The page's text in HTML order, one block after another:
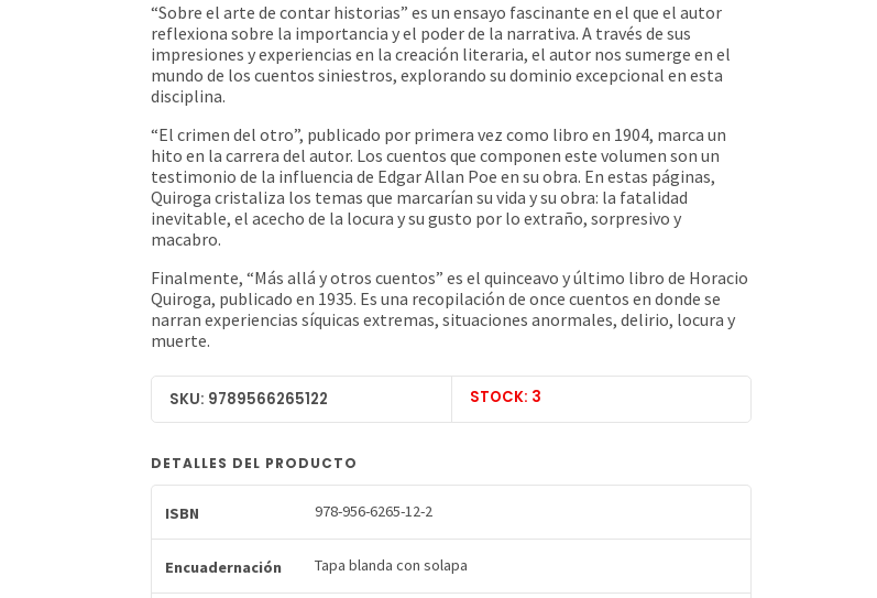
“Sobre el arte de contar historias” es un ensayo fascinante en el que el autor
reflexiona sobre la importancia y el poder de la narrativa. A través de sus
impresiones y experiencias en la creación literaria, el autor nos sumerge en el
mundo de los cuentos siniestros, explorando su dominio excepcional en esta
disciplina.
“El crimen del otro”, publicado por primera vez como libro en 1904, marca un
hito en la carrera del autor. Los cuentos que componen este volumen son un
testimonio de la influencia de Edgar Allan Poe en su obra. En estas páginas,
Quiroga cristaliza los temas que marcarían su vida y su obra: la fatalidad
inevitable, el acecho de la locura y su gusto por lo extraño, sorpresivo y
macabro.
Finalmente, “Más allá y otros cuentos” es el quinceavo y último libro de Horacio
Quiroga, publicado en 1935. Es una recopilación de once cuentos en donde se
narran experiencias síquicas extremas, situaciones anormales, delirio, locura y
muerte.
SKU: 9789566265122 STOCK: 3
DETALLES DEL PRODUCTO
ISBN 978-956-6265-12-2
Encuadernación Tapa blanda con solapa